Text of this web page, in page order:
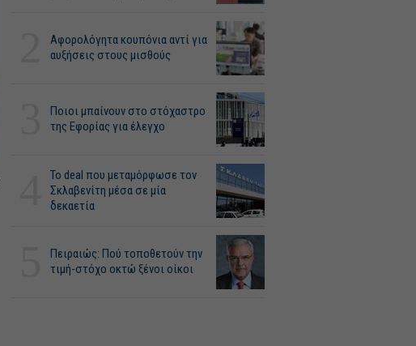
Αφορολόγητα κουπόνια αντί για
αυξήσεις στους μισθούς
Ποιοι μπαίνουν στο στόχαστρο
της Εφορίας για έλεγχο
Το deal που μεταμόρφωσε τον
Σκλαβενίτη μέσα σε μία
δεκαετία
Πειραιώς: Πού τοποθετούν την
τιμή-στόχο οκτώ ξένοι οίκοι